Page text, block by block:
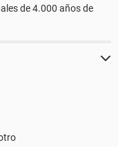
de 4.000 años de